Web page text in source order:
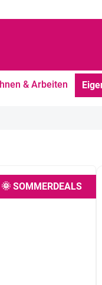
& Arbeiten
🌞 SOMMERDEALS